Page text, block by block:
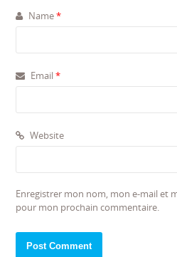
Name*
Email*
Website
Enregistrer mon nom, mon e-mail et
pour mon prochain commentaire.